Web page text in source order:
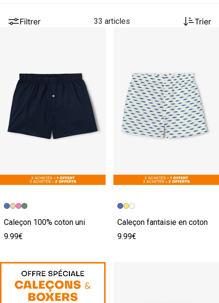
Filtrer 33 articles Trier
Caleçon 100% coton uni
9.99€
Caleçon fantaisie en coton
9.99€